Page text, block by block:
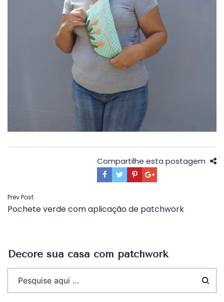
Compartilhe esta postagem
Navegação
de
Prev Post
Pochete verde com aplicação de patchwork
Decore sua casa com patchwork